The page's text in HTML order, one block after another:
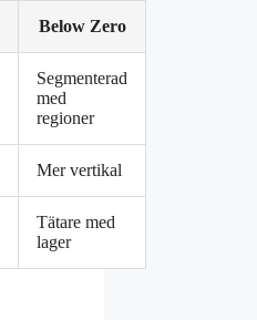
Below Zero
Segmenterad
med
regioner
Mer vertikal
Tätare med
lager